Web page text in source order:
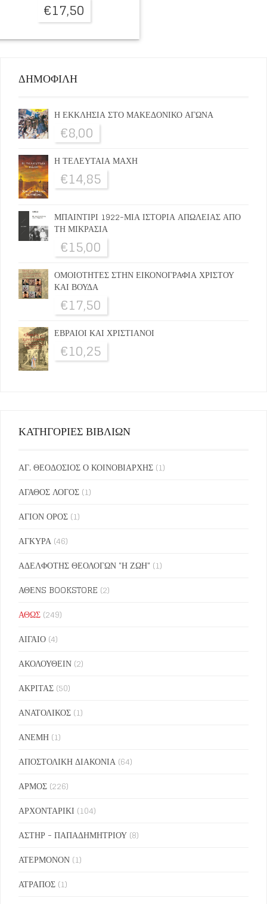
€17,50
ΔΗΜΟΦΙΛΗ
Η ΕΚΚΛΗΣΙΑ ΣΤΟ ΜΑΚΕΔΟΝΙΚΟ ΑΓΩΝΑ
€8,00
Η ΤΕΛΕΥΤΑΙΑ ΜΑΧΗ
€14,85
ΜΠΑΙΝΤΙΡΙ 1922-ΜΙΑ ΙΣΤΟΡΙΑ ΑΠΩΛΕΙΑΣ ΑΠΟ
ΤΗ ΜΙΚΡΑΣΙΑ
€15,00
ΟΜΟΙΟΤΗΤΕΣ ΣΤΗΝ ΕΙΚΟΝΟΓΡΑΦΙΑ ΧΡΙΣΤΟΥ
ΚΑΙ ΒΟΥΔΑ
€17,50
ΕΒΡΑΙΟΙ ΚΑΙ ΧΡΙΣΤΙΑΝΟΙ
€10,25
ΚΑΤΗΓΟΡΙΕΣ ΒΙΒΛΙΩΝ
ΑΓ. ΘΕΟΔΟΣΙΟΣ Ο ΚΟΙΝΟΒΙΑΡΧΗΣ (1)
ΑΓΑΘΟΣ ΛΟΓΟΣ (1)
ΑΓΙΟΝ ΟΡΟΣ (1)
ΑΓΚΥΡΑ (46)
ΑΔΕΛΦΟΤΗΣ ΘΕΟΛΟΓΩΝ "Η ΖΩΗ" (1)
ΑΘΕΝS BOOKSTORE (2)
ΑΘΩΣ (249)
ΑΙΓΑΙΟ (4)
ΑΚΟΛΟΥΘΕΙΝ (2)
ΑΚΡΙΤΑΣ (50)
ΑΝΑΤΟΛΙΚΟΣ (1)
ΑΝΕΜΗ (1)
ΑΠΟΣΤΟΛΙΚΗ ΔΙΑΚΟΝΙΑ (64)
ΑΡΜΟΣ (226)
ΑΡΧΟΝΤΑΡΙΚΙ (104)
ΑΣΤΗΡ - ΠΑΠΑΔΗΜΗΤΡΙΟΥ (8)
ΑΤΕΡΜΟΝΟΝ (1)
ΑΤΡΑΠΟΣ (1)